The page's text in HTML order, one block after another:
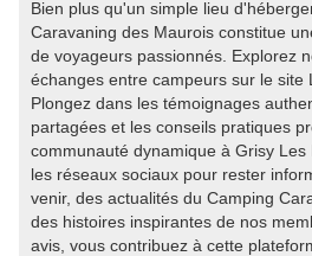
Bien plus qu'un simple lieu
Caravaning des Maurois constitue
de voyageurs passionnés. Explorez
échanges entre campeurs sur le site
Plongez dans les témoignages
partagées et les conseils pratiques
communauté dynamique à Grisy
les réseaux sociaux pour rester
venir, des actualités du Camping
des histoires inspirantes de nos
avis, vous contribuez à cette